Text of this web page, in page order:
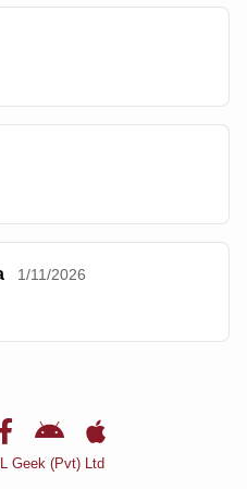
1/11/2026
Geek (Pvt) Ltd